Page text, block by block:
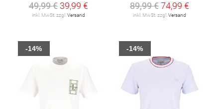
49,99 € 39,99 €
inkl. MwSt. zzgl.Versand
89,99 €74,99 €
inkl. MwSt. zzgl.Versand
-14% -14%